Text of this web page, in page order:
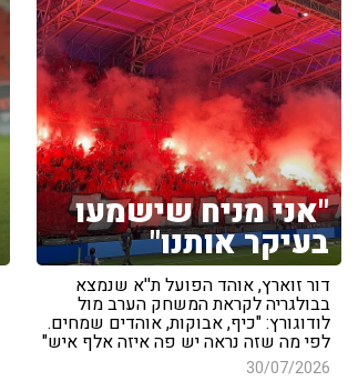
"אני מניח שישמעו
בעיקר אותנו"
דור זוארץ, אוהד הפועל ת''א שנמצא
בבולגריה לקראת המשחק הערב מול
לודוגורץ: "כיף, אבוקות, אוהדים שמחים.
לפי מה שזה נראה יש פה איזה אלף איש"
30/07/2026